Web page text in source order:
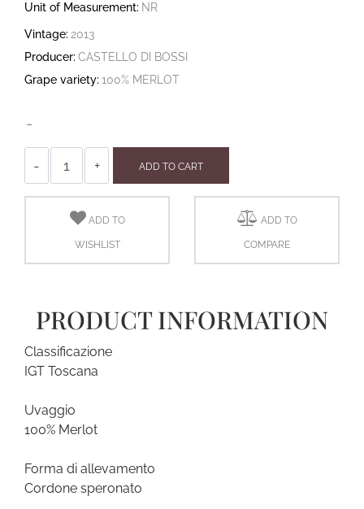
Unit of Measurement: NR
Vintage: 2013
Producer: CASTELLO DI BOSSI
Grape variety: 100% MERLOT
-
ADD TO CART
ADD TO
WISHLIST
ADD TO
COMPARE
PRODUCT INFORMATION
Classificazione
IGT Toscana
Uvaggio
100% Merlot
Forma di allevamento
Cordone speronato